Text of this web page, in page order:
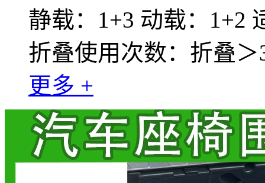
静载：1+3 动载：
折叠使用次数：折叠＞
更多 +